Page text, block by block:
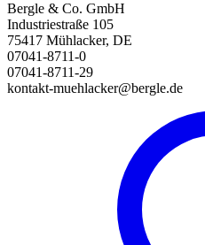
Bergle & Co. GmbH
Industriestraße 105
75417 Mühlacker, DE
07041-8711-0
07041-8711-29
kontakt-muehlacker@bergle.de